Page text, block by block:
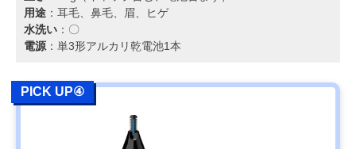
用途 ：耳毛、鼻毛、眉、ヒゲ
水洗い ：〇
電源 ：単3形アルカリ乾電池1本
PICK UP④